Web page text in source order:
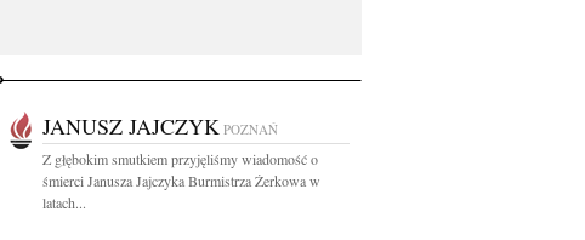
JANUSZ JAJCZYK POZNAŃ
Z głębokim smutkiem przyjęliśmy wiadomość o
śmierci Janusza Jajczyka Burmistrza Żerkowa w
latach...